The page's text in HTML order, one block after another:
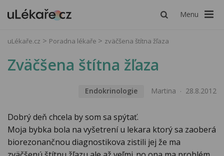
Menu
uLékaře.cz Poradna lékaře zväčšena štítna žľaza
Zväčšena štítna žľaza
Endokrinologie Martina 28.8.2012
Dobrý deň chcela by som sa spýtať.
Moja bybka bola na vyšetrení u lekara ktorý sa zaoberá
biorezonančnou diagnostikova zistili jej že ma